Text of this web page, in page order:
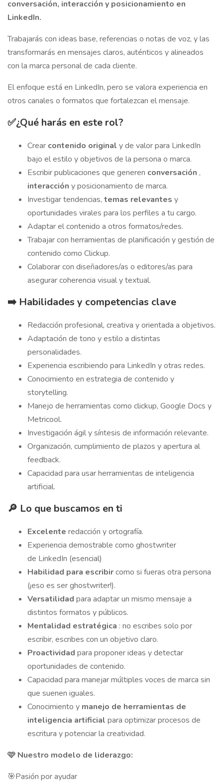
conversación, interacción y posicionamiento en
LinkedIn.
Trabajarás con ideas base, referencias o notas de voz, y las
transformarás en mensajes claros, auténticos y alineados
con la marca personal de cada cliente.
El enfoque está en LinkedIn, pero se valora experiencia en
otros canales o formatos que fortalezcan el mensaje.
✅¿Qué harás en este rol?
Crear contenido original y de valor para LinkedIn
bajo el estilo y objetivos de la persona o marca.
Escribir publicaciones que generen conversación ,
interacción y posicionamiento de marca.
Investigar tendencias, temas relevantes y
oportunidades virales para los perfiles a tu cargo.
Adaptar el contenido a otros formatos/redes.
Trabajar con herramientas de planificación y gestión de
contenido como Clickup.
Colaborar con diseñadores/as o editores/as para
asegurar coherencia visual y textual.
➡️ Habilidades y competencias clave
Redacción profesional, creativa y orientada a objetivos.
Adaptación de tono y estilo a distintas
personalidades.
Experiencia escribiendo para LinkedIn y otras redes.
Conocimiento en estrategia de contenido y
storytelling.
Manejo de herramientas como clickup, Google Docs y
Metricool.
Investigación ágil y síntesis de información relevante.
Organización, cumplimiento de plazos y apertura al
feedback.
Capacidad para usar herramientas de inteligencia
artificial.
🔎 Lo que buscamos en ti
Excelente redacción y ortografía.
Experiencia demostrable como ghostwriter
de LinkedIn (esencial)
Habilidad para escribircomo si fueras otra persona
(¡eso es ser ghostwriter!).
Versatilidad para adaptar un mismo mensaje a
distintos formatos y públicos.
Mentalidad estratégica : no escribes solo por
escribir, escribes con un objetivo claro.
Proactividad para proponer ideas y detectar
oportunidades de contenido.
Capacidad para manejar múltiples voces de marca sin
que suenen iguales.
Conocimiento y manejo de herramientas de
inteligencia artificial para optimizar procesos de
escritura y potenciar la creatividad.
🩷 Nuestro modelo de liderazgo:
🎯Pasión por ayudar